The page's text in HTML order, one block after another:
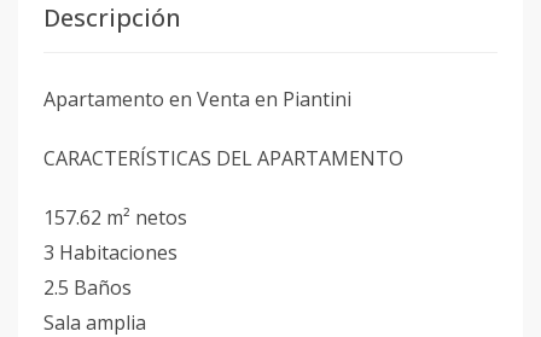
Descripción
Apartamento en Venta en Piantini
CARACTERÍSTICAS DEL APARTAMENTO
157.62 m² netos
3 Habitaciones
2.5 Baños
Sala amplia